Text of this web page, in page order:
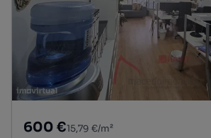
600 €15,79 €/m²